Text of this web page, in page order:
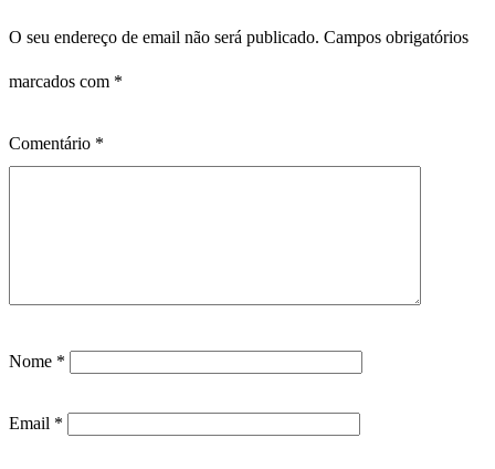
O seu endereço de email não será publicado. Campos obrigatórios
marcados com *
Comentário *
Nome *
Email *